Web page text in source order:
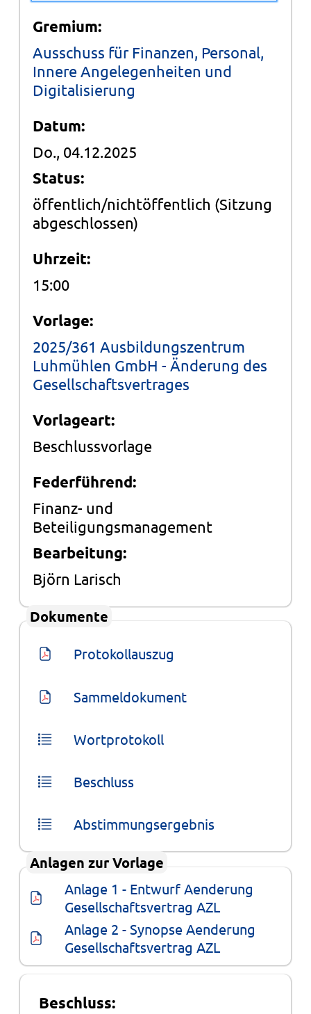
Gremium:
Ausschuss für Finanzen, Personal,
Innere Angelegenheiten und
Digitalisierung
Datum:
Do., 04.12.2025
Status:
öffentlich/nichtöffentlich (Sitzung
abgeschlossen)
Uhrzeit:
15:00
Vorlage:
2025/361 Ausbildungszentrum
Luhmühlen GmbH - Änderung des
Gesellschaftsvertrages
Vorlageart:
Beschlussvorlage
Federführend:
Finanz- und
Beteiligungsmanagement
Bearbeitung:
Björn Larisch
Dokumente
Protokollauszug
Sammeldokument
Wortprotokoll
Beschluss
Abstimmungsergebnis
Anlagen zur Vorlage
Anlage 1 - Entwurf Aenderung
Gesellschaftsvertrag AZL
Anlage 2 - Synopse Aenderung
Gesellschaftsvertrag AZL
Beschluss: